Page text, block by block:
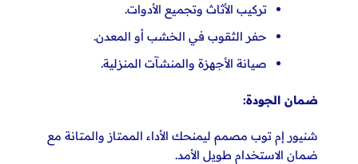
تركيب الأثاث وتجميع الأدوات.
حفر الثقوب في الخشب أو المعدن.
صيانة الأجهزة والمنشآت المنزلية.
ضمان الجودة:
شنيور إم توب مصمم ليمنحك الأداء الممتاز والمتانة مع
ضمان الاستخدام طويل الأمد.